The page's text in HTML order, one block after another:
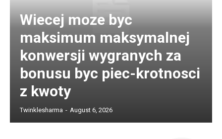
Wiecej moze byc
maksimum maksymalnej
konwersji wygranych za
bonusu byc piec-krotnosci
z kwoty
Twinklesharma - August 6, 2026